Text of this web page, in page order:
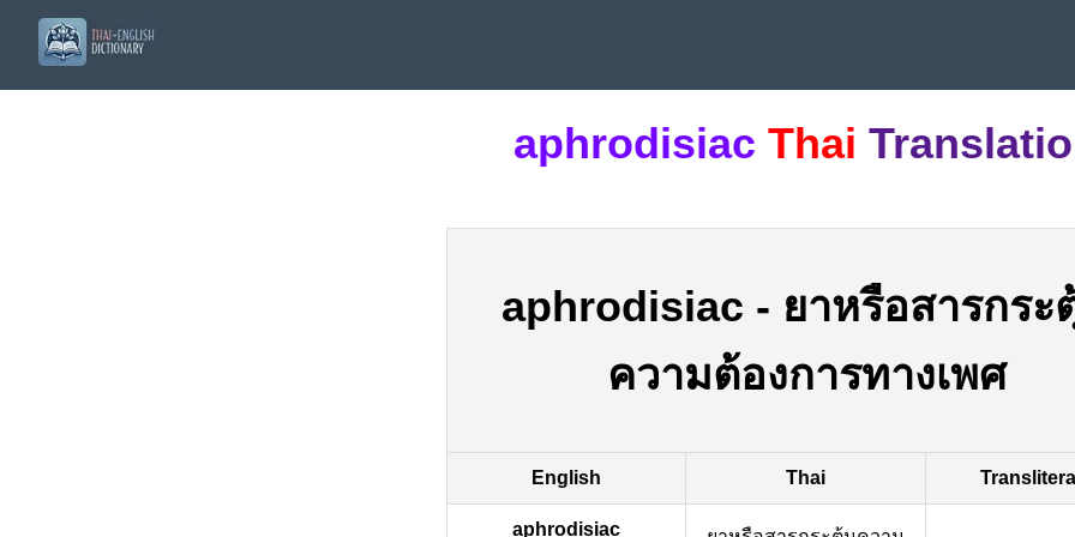
aphrodisiac Thai
aphrodisiac - ยาหรือสารกระ
ความต้องการทางเพศ
English Thai
aphrodisiac